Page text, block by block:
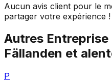
Aucun avis client pour le
partager votre expérience !
Autres
Fällanden et
P